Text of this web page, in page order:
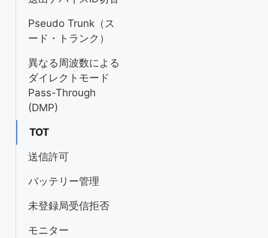
Pseudo Trunk（ス
ード・トランク）
異なる周波数による
ダイレクトモード
Pass-Through
(DMP)
TOT
送信許可
バッテリー管理
未登録局受信拒否
モニター